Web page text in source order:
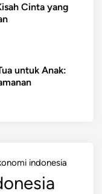
Cinta yang
untuk Anak:
indonesia